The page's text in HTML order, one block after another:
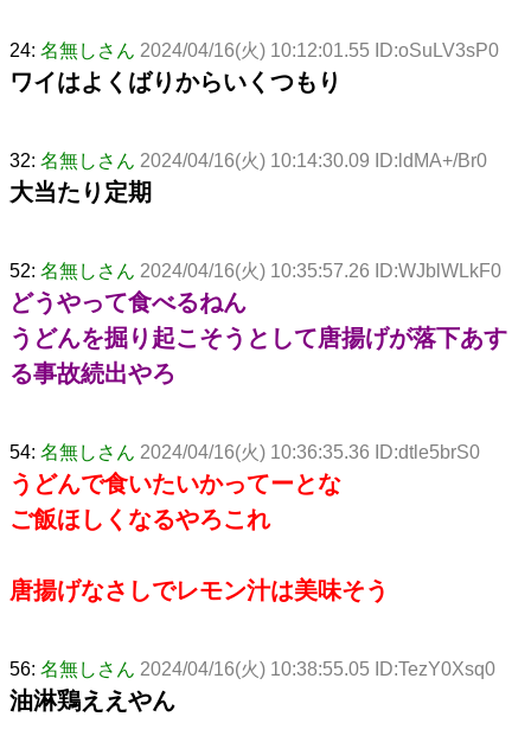
24: 名無しさん 2024/04/16(火) 10:12:01.55 ID:oSuLV3sP0
ワイはよくばりからいくつもり
32: 名無しさん 2024/04/16(火) 10:14:30.09 ID:ldMA+/Br0
大当たり定期
52: 名無しさん 2024/04/16(火) 10:35:57.26 ID:WJblWLkF0
どうやって食べるねん
うどんを掘り起こそうとして唐揚げが落下あす
る事故続出やろ
54: 名無しさん 2024/04/16(火) 10:36:35.36 ID:dtle5brS0
うどんで食いたいかってーとな
ご飯ほしくなるやろこれ
唐揚げなさしでレモン汁は美味そう
56: 名無しさん 2024/04/16(火) 10:38:55.05 ID:TezY0Xsq0
油淋鶏ええやん